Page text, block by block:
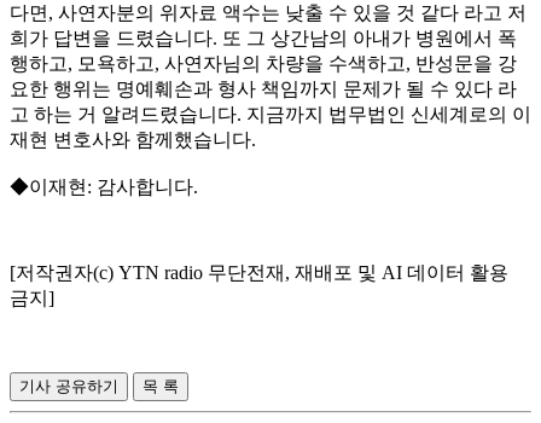
다면, 사연자분의 위자료 액수는 낮출 수 있을 것 같다 라고 저
희가 답변을 드렸습니다. 또 그 상간남의 아내가 병원에서 폭
행하고, 모욕하고, 사연자님의 차량을 수색하고, 반성문을 강
요한 행위는 명예훼손과 형사 책임까지 문제가 될 수 있다 라
고 하는 거 알려드렸습니다. 지금까지 법무법인 신세계로의 이
재현 변호사와 함께했습니다.
◆이재현: 감사합니다.
[저작권자(c) YTN radio 무단전재, 재배포 및 AI 데이터 활용
금지]
기사 공유하기 목 록